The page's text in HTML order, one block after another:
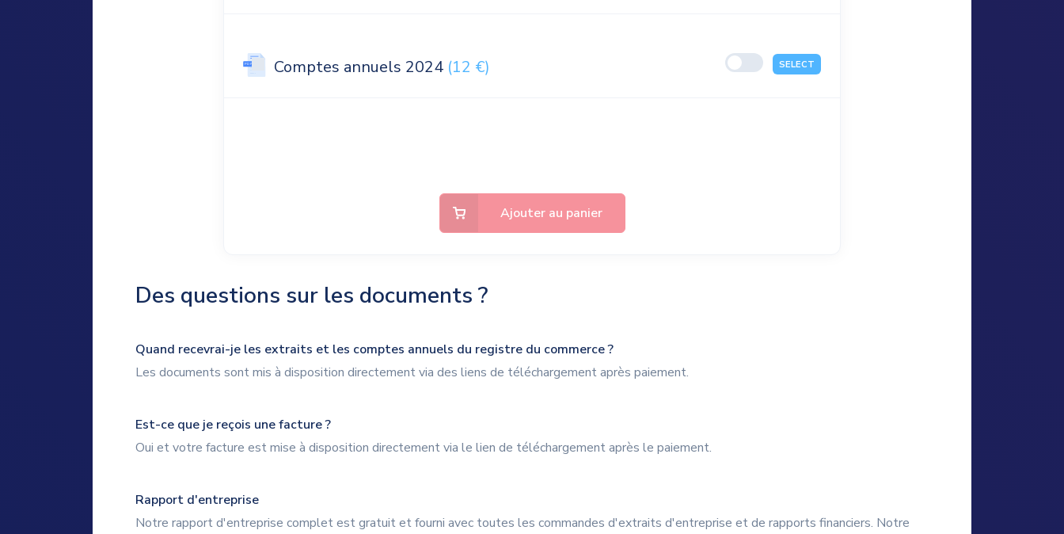
Comptes annuels 2024 (12 €) SELECT
Ajouter au panier
Des questions sur les documents ?
Quand recevrai-je les extraits et les comptes annuels du registre du commerce ?
Les documents sont mis à disposition directement via des liens de téléchargement après paiement.
Est-ce que je reçois une facture ?
Oui et votre facture est mise à disposition directement via le lien de téléchargement après le paiement.
Rapport d'entreprise
Notre rapport d'entreprise complet est gratuit et fourni avec toutes les commandes d'extraits d'entreprise et de rapports financiers. Notre